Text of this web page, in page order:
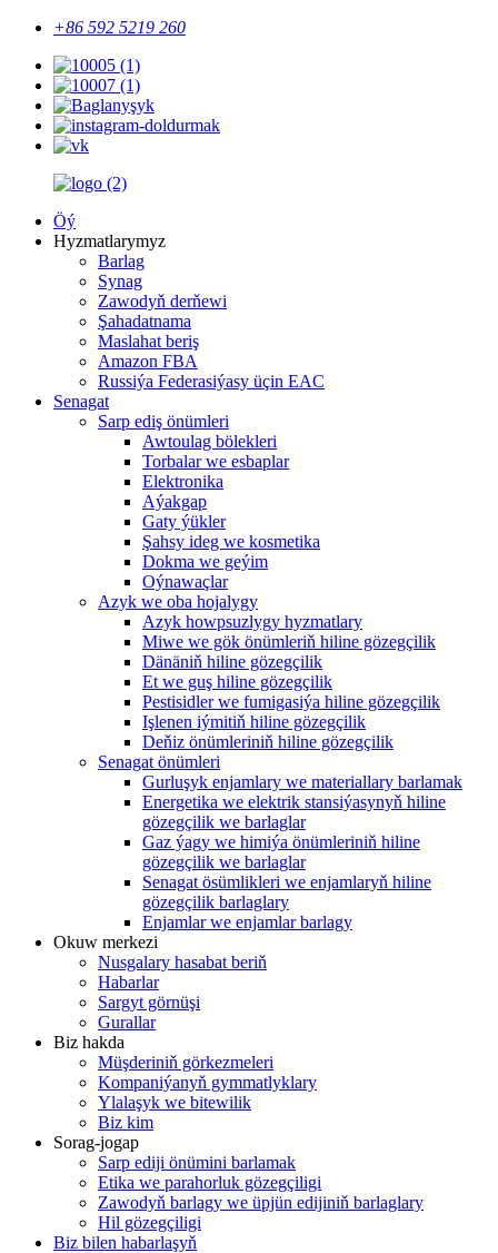
+86 592 5219 260
Öý
Hyzmatlarymyz
Barlag
Synag
Zawodyň derňewi
Şahadatnama
Maslahat beriş
Amazon FBA
Russiýa Federasiýasy üçin EAC
Senagat
Sarp ediş önümleri
Awtoulag bölekleri
Torbalar we esbaplar
Elektronika
Aýakgap
Gaty ýükler
Şahsy ideg we kosmetika
Dokma we geýim
Oýnawaçlar
Azyk we oba hojalygy
Azyk howpsuzlygy hyzmatlary
Miwe we gök önümleriň hiline gözegçilik
Dänäniň hiline gözegçilik
Et we guş hiline gözegçilik
Pestisidler we fumigasiýa hiline gözegçilik
Işlenen iýmitiň hiline gözegçilik
Deňiz önümleriniň hiline gözegçilik
Senagat önümleri
Gurluşyk enjamlary we materiallary barlamak
Energetika we elektrik stansiýasynyň hiline
gözegçilik we barlaglar
Gaz ýagy we himiýa önümleriniň hiline
gözegçilik we barlaglar
Senagat ösümlikleri we enjamlaryň hiline
gözegçilik barlaglary
Enjamlar we enjamlar barlagy
Okuw merkezi
Nusgalary hasabat beriň
Habarlar
Sargyt görnüşi
Gurallar
Biz hakda
Müşderiniň görkezmeleri
Kompaniýanyň gymmatlyklary
Ylalaşyk we bitewilik
Biz kim
Sorag-jogap
Sarp ediji önümini barlamak
Etika we parahorluk gözegçiligi
Zawodyň barlagy we üpjün edijiniň barlaglary
Hil gözegçiligi
Biz bilen habarlaşyň